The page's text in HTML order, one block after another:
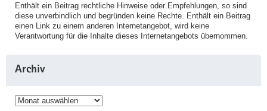
Enthält ein Beitrag rechtliche Hinweise oder Empfehlungen, so sind
diese unverbindlich und begründen keine Rechte. Enthält ein Beitrag
einen Link zu einem anderen Internetangebot, wird keine
Verantwortung für die Inhalte dieses Internetangebots übernommen.
Archiv
Archiv